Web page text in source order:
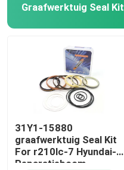
Graafwerktuig Seal Kit
31Y1-15880
graafwerktuig Seal Kit
For r210lc-7 Hyundai-
Reparatieboom